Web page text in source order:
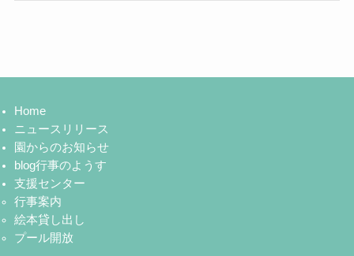
Home
ニュースリリース
園からのお知らせ
blog行事のようす
支援センター
行事案内
絵本貸し出し
プール開放